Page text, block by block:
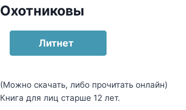
Охотниковы
Литнет
(Можно скачать, либо прочитать онлайн)
Книга для лиц старше 12 лет.